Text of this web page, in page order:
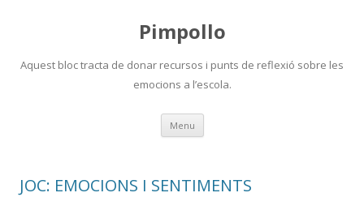
Pimpollo
Aquest bloc tracta de donar recursos i punts de reflexió sobre les
emocions a l’escola.
Menu Skip
content
JOC: EMOCIONS I SENTIMENTS